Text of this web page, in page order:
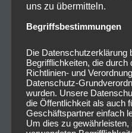
uns zu übermitteln.
Begriffsbestimmungen
Die Datenschutzerklärung
Begrifflichkeiten, die durch
Richtlinien- und
Datenschutz-
wurden. Unsere
die Öffentlichkeit als auch
Geschäftspartner einfach
Um dies zu